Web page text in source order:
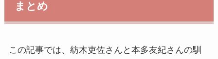
まとめ
この記事では、紡木吏佐さんと本多友紀さんの馴